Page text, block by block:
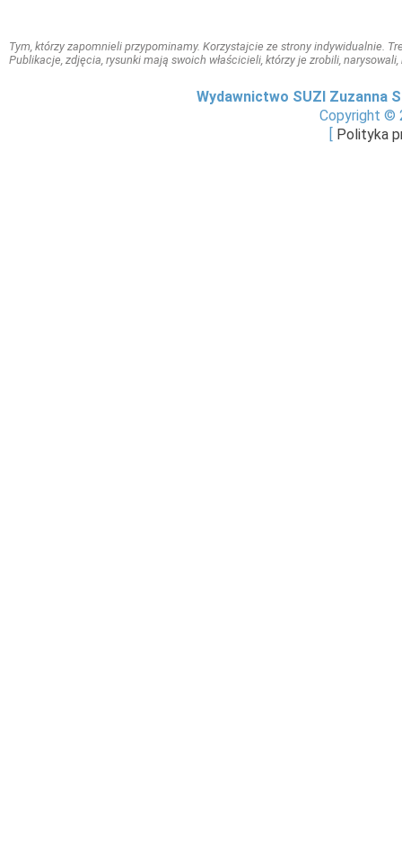
Tym, którzy zapomnieli przypominamy. Korzystajcie ze strony indywidualnie.
Publikacje, zdjęcia, rysunki mają swoich właścicieli, którzy je zrobili,
Wydawnictwo SUZI Zuzanna
Copyright ©
Polityka